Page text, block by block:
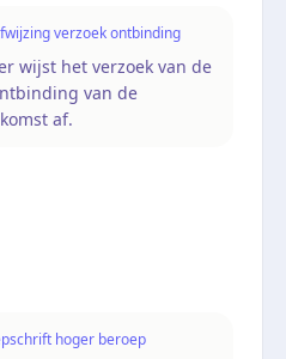
verzoek ontbinding
wijst het verzoek van de
van de
af.
hoger beroep